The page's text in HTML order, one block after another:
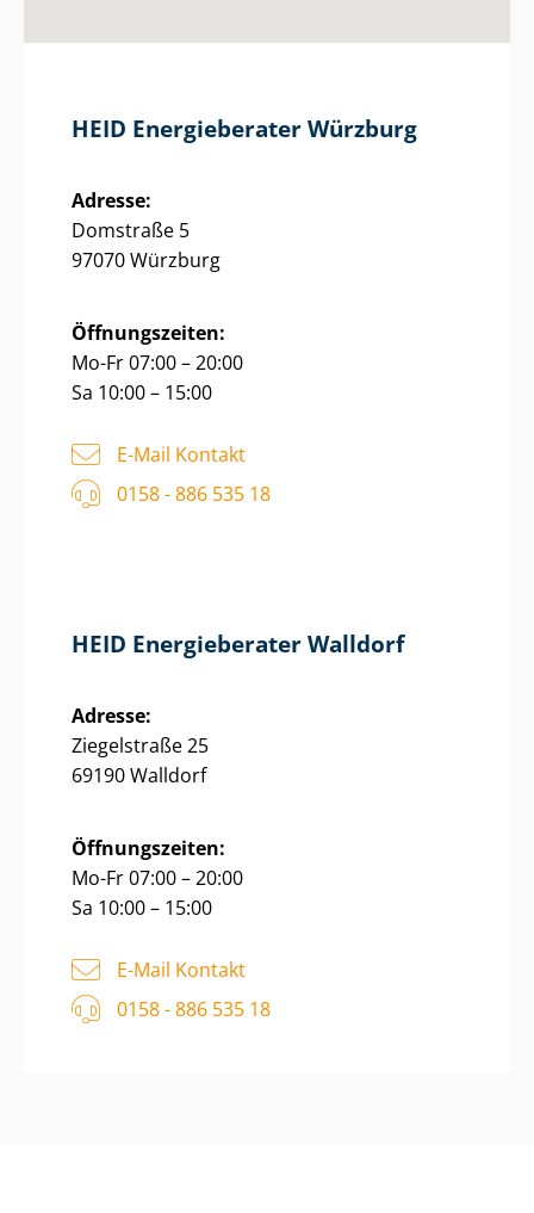
HEID Energieberater Würzburg
Adresse:
Domstraße 5
97070 Würzburg
Öffnungszeiten:
Mo-Fr 07:00 – 20:00
Sa 10:00 – 15:00
E-Mail Kontakt
0158 - 886 535 18
HEID Energieberater Walldorf
Adresse:
Ziegelstraße 25
69190 Walldorf
Öffnungszeiten:
Mo-Fr 07:00 – 20:00
Sa 10:00 – 15:00
E-Mail Kontakt
0158 - 886 535 18